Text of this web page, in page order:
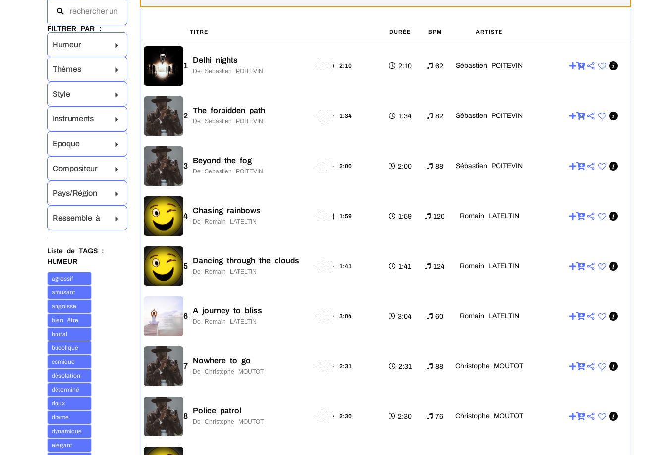
FILTRER PAR :
Humeur
Thèmes
Style
Instruments
Epoque
Compositeur
Pays/Région
Ressemble à
Liste de TAGS :
HUMEUR
agressif
amusant
angoisse
bien être
brutal
bucolique
comique
désolation
déterminé
doux
drame
dynamique
elégant
TITRE DURÉE BPM ARTISTE
1
Delhi nights
De Sebastien POITEVIN
2:10 2:10 62 Sébastien POITEVIN
2
The forbidden path
De Sebastien POITEVIN
1:34 1:34 82 Sébastien POITEVIN
3
Beyond the fog
De Sebastien POITEVIN
2:00 2:00 88 Sébastien POITEVIN
4
Chasing rainbows
De Romain LATELTIN
1:59 1:59 120 Romain LATELTIN
5
Dancing through the clouds
De Romain LATELTIN
1:41 1:41 124 Romain LATELTIN
6
A journey to bliss
De Romain LATELTIN
3:04 3:04 60 Romain LATELTIN
7
Nowhere to go
De Christophe MOUTOT
2:31 2:31 88 Christophe MOUTOT
8
Police patrol
De Christophe MOUTOT
2:30 2:30 76 Christophe MOUTOT